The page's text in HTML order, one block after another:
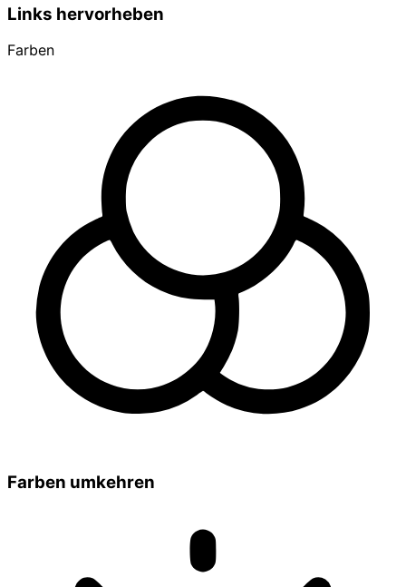
Links hervorheben
Farben
Farben umkehren